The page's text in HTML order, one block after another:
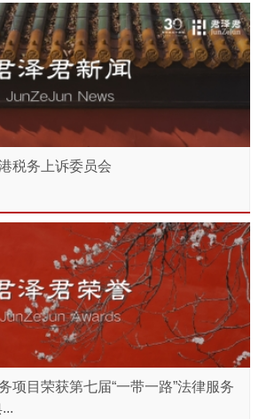
税务上诉委员会
项目荣获第七届“一带一路”法律服务